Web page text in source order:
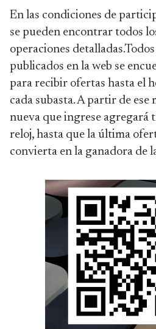
En las condiciones de
se pueden encontrar todos
operaciones
publicados en la web se
para recibir ofertas hasta el
cada subasta. A partir de
nueva que ingrese agregará
reloj, hasta que la última
convierta en la ganadora de